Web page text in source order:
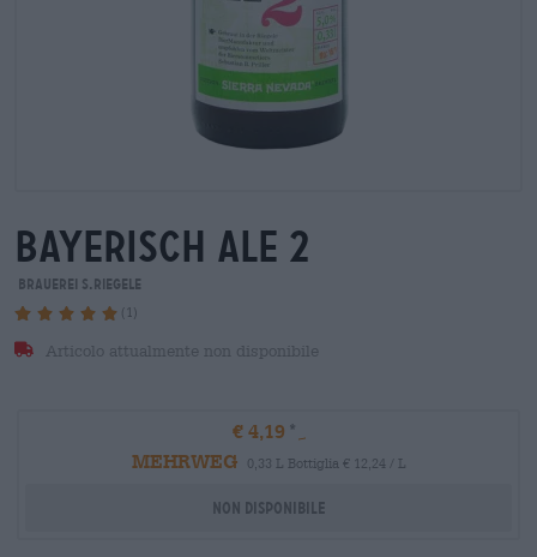
bayerisch ale 2
Brauerei S.Riegele
(1)
Articolo attualmente non disponibile
€ 4,19
MEHRWEG
0,33 L Bottiglia € 12,24 / L
Non disponibile